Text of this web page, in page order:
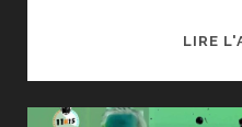
LIRE